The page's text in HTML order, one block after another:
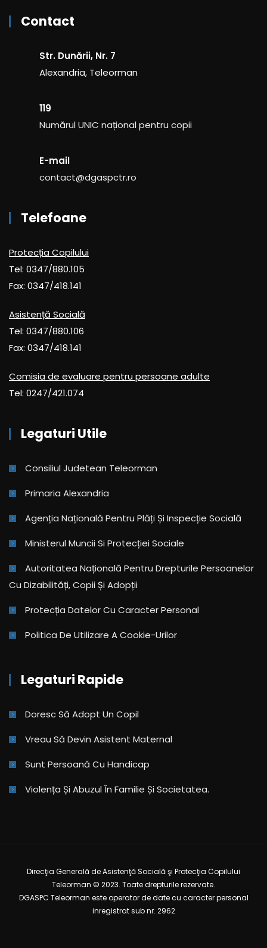
Contact
Str. Dunării, Nr. 7
Alexandria, Teleorman
119
Numărul UNIC național pentru copii
E-mail
contact@dgaspctr.ro
Telefoane
Protecția Copilului
Tel: 0347/880.105
Fax: 0347/418.141
Asistență Socială
Tel: 0347/880.106
Fax: 0347/418.141
Comisia de evaluare pentru persoane adulte
Tel: 0247/421.074
Legaturi Utile
Consiliul Judetean Teleorman
Primaria Alexandria
Agenția Națională Pentru Plăți Și Inspecție Socială
Ministerul Muncii Si Protecției Sociale
Autoritatea Națională Pentru Drepturile Persoanelor
Cu Dizabilități, Copii Și Adopții
Protecția Datelor Cu Caracter Personal
Politica De Utilizare A Cookie-Urilor
Legaturi Rapide
Doresc Să Adopt Un Copil
Vreau Să Devin Asistent Maternal
Sunt Persoană Cu Handicap
Violența Și Abuzul În Familie Și Societatea.
Direcţia Generală de Asistenţă Socială şi Protecţia Copilului
Teleorman © 2023. Toate drepturile rezervate.
DGASPC Teleorman este operator de date cu caracter personal
inregistrat sub nr. 2962